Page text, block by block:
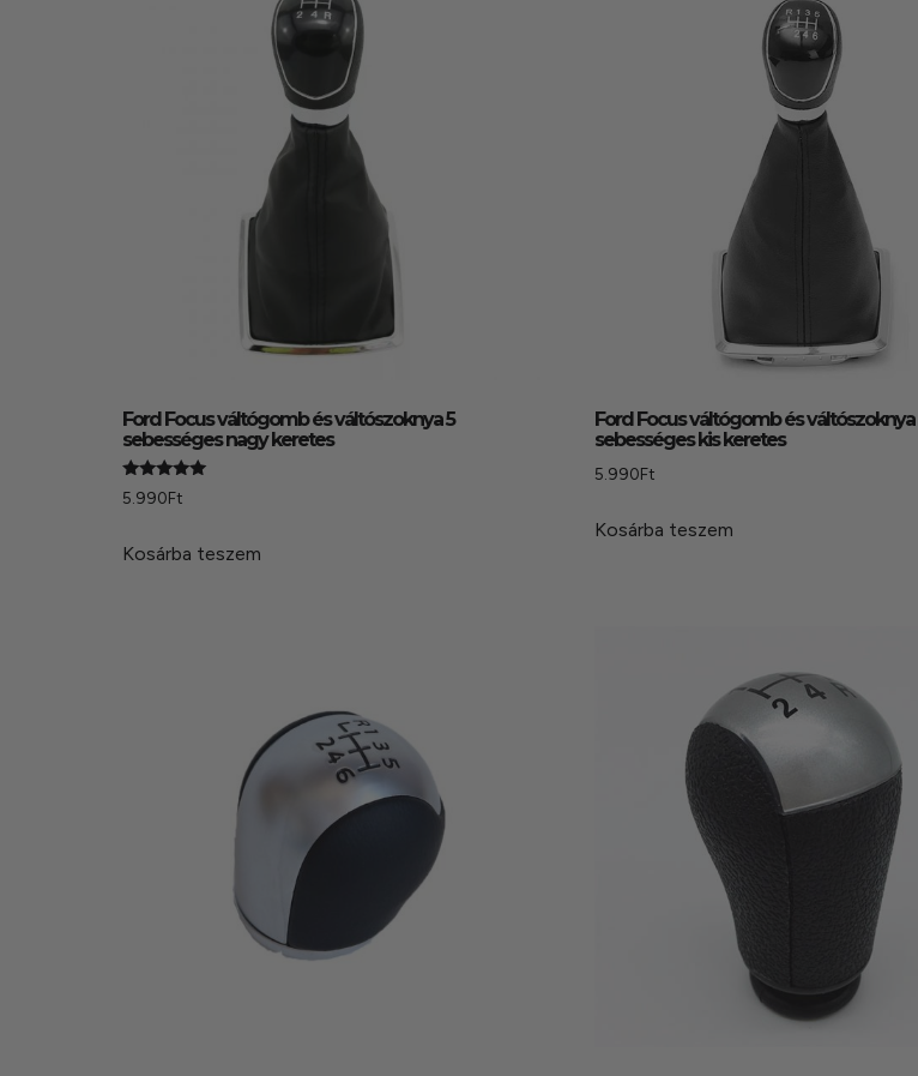
Ford Focus váltógomb és váltószoknya 5
sebességes nagy keretes
Értékelés:
5.00
5.990Ft
Kosárba teszem
Ford Focus váltógomb és váltószoknya
sebességes kis keretes
5.990Ft
Kosárba teszem